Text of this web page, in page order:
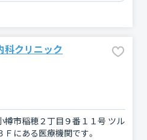
科クリニック
樽市稲穂２丁目９番１１号 ツル
Ｆにある医療機関です。